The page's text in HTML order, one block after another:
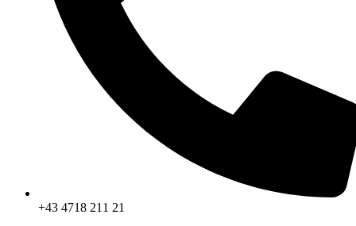
+43 4718 211 21